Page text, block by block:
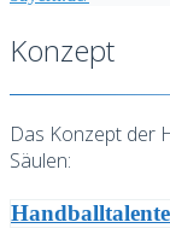
Konzept
Das Konzept der
Säulen: